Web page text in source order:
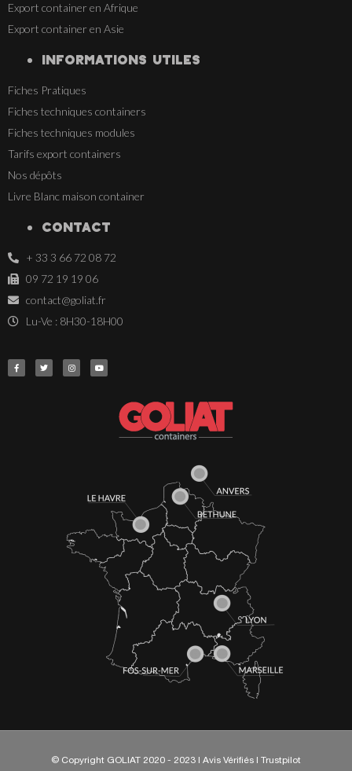
Export container en Afrique
Export container en Asie
INFORMATIONS UTILES
Fiches Pratiques
Fiches techniques containers
Fiches techniques modules
Tarifs export containers
Nos dépôts
Livre Blanc maison container
CONTACT
+ 33 3 66 72 08 72
09 72 19 19 06
contact@goliat.fr
Lu-Ve : 8H30-18H00
© Copyright GOLIAT 2020 - 2023 I Avis Vérifiés Trustpilot